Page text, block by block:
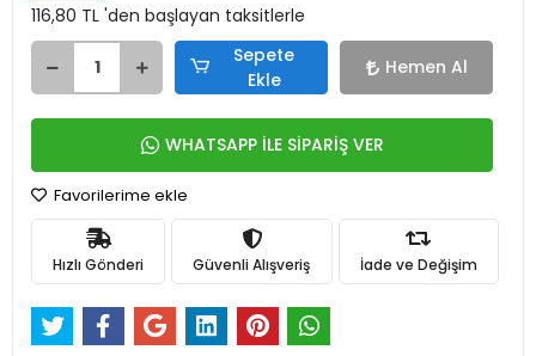
116,80 TL 'den başlayan taksitlerle
Sepete
Ekle
Hemen Al
WHATSAPP İLE SİPARİŞ VER
Favorilerime ekle
Hızlı Gönderi Güvenli Alışveriş İade ve Değişim